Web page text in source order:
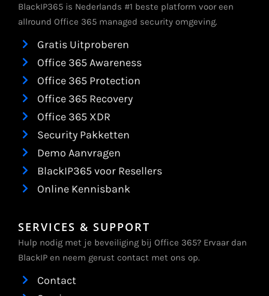
BlackIP365 is Nederlands #1 beste platform voor een
allround Office 365 managed security omgeving.
Gratis Uitproberen
Office 365 Awareness
Office 365 Protection
Office 365 Recovery
Office 365 XDR
Security Pakketten
Demo Aanvragen
BlackIP365 voor Resellers
Online Kennisbank
SERVICES & SUPPORT
Hulp nodig met je beveiliging bij Office 365? Ervaar dan
BlackIP en neem gerust contact met ons op.
Contact